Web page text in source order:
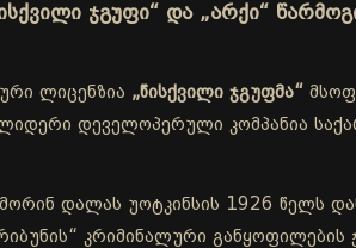
ჯგუფი“ და „არქი“
ლიცენზია „წისქვილი ჯგუფმა“
დეველოპერული კომპანია
დალას უოტკინსის 1926 წელს
კრიმინალური